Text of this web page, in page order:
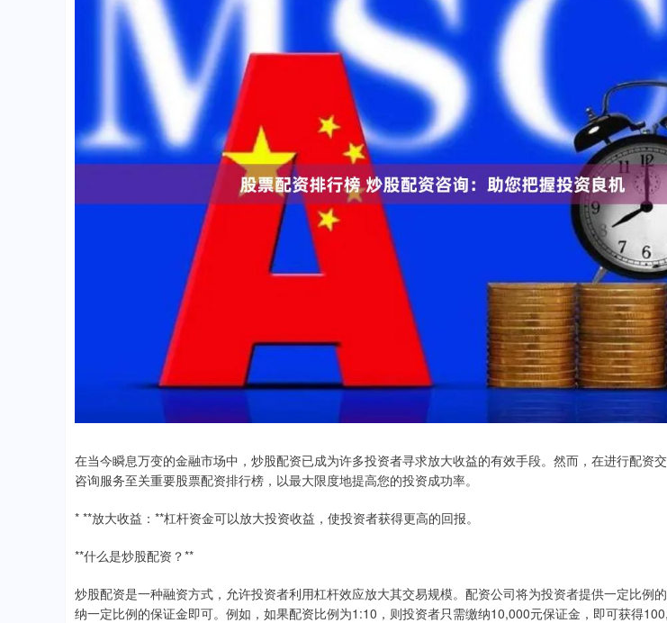
在当今瞬息万变的金融市场中，炒股配资已成为许多投资者寻求放大收益的有效手段。然而，在进行配资
咨询服务至关重要股票配资排行榜，以最大限度地提高您的投资成功率。
* **放大收益：**杠杆资金可以放大投资收益，使投资者获得更高的回报。
**什么是炒股配资？**
炒股配资是一种融资方式，允许投资者利用杠杆效应放大其交易规模。配资公司将为投资者提供一定比例
纳一定比例的保证金即可。例如，如果配资比例为1:10，则投资者只需缴纳10,000元保证金，即可获得